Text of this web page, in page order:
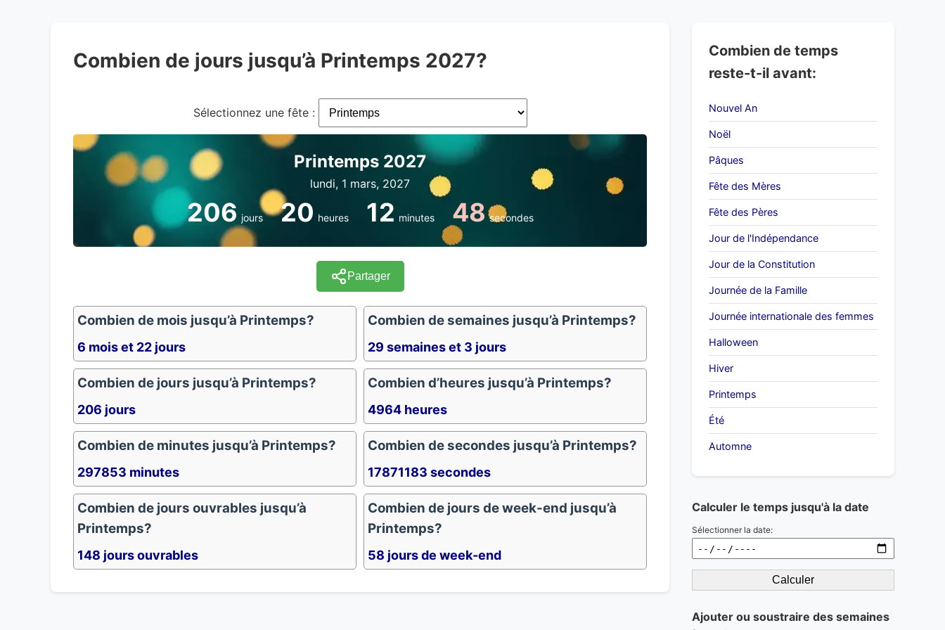
Combien de jours jusqu’à Printemps 2027?
Sélectionnez une fête :
Printemps 2027
lundi, 1 mars, 2027
206 jours 20 heures 12 minutes 48 secondes
Partager
Combien de mois jusqu’à Printemps?
6 mois et 22 jours
Combien de semaines jusqu’à Printemps?
29 semaines et 3 jours
Combien de jours jusqu’à Printemps?
206 jours
Combien d’heures jusqu’à Printemps?
4964 heures
Combien de minutes jusqu’à Printemps?
297853 minutes
Combien de secondes jusqu’à Printemps?
17871183 secondes
Combien de jours ouvrables jusqu’à
Printemps?
148 jours ouvrables
Combien de jours de week-end jusqu’à
Printemps?
58 jours de week-end
Combien de temps
reste-t-il avant:
Nouvel An
Noël
Pâques
Fête des Mères
Fête des Pères
Jour de l'Indépendance
Jour de la Constitution
Journée de la Famille
Journée internationale des femmes
Halloween
Hiver
Printemps
Été
Automne
Calculer le temps jusqu'à la date
Sélectionner la date:
Calculer
Ajouter ou soustraire des semaines